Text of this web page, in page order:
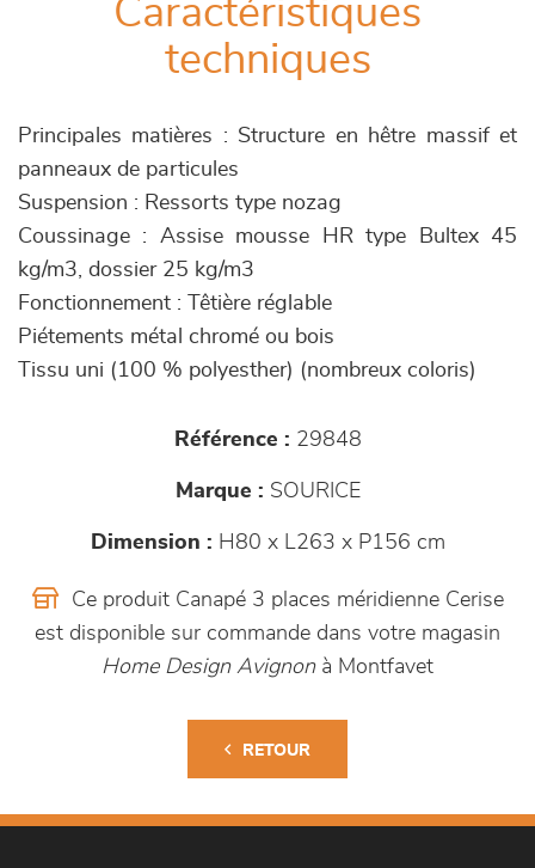
Caractéristiques
techniques
Principales matières : Structure en hêtre massif et
panneaux de particules
Suspension : Ressorts type nozag
Coussinage : Assise mousse HR type Bultex 45
kg/m3, dossier 25 kg/m3
Fonctionnement : Têtière réglable
Piétements métal chromé ou bois
Tissu uni (100 % polyesther) (nombreux coloris)
Référence : 29848
Marque : SOURICE
Dimension : H80 x L263 x P156 cm
Ce produit Canapé 3 places méridienne Cerise
est disponible sur commande dans votre magasin
Home Design Avignonà Montfavet
RETOUR